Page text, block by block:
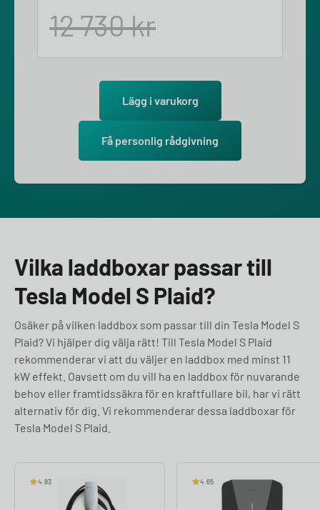
12 730kr
Lägg i varukorg
Få personlig rådgivning
Vilka laddboxar passar till
Tesla Model S Plaid?
Osäker på vilken laddbox som passar till din Tesla Model S
Plaid? Vi hjälper dig välja rätt! Till Tesla Model S Plaid
rekommenderar vi att du väljer en laddbox med minst 11
kW effekt. Oavsett om du vill ha en laddbox för nuvarande
behov eller framtidssäkra för en kraftfullare bil, har vi rätt
alternativ för dig. Vi rekommenderar dessa laddboxar för
Tesla Model S Plaid.
4.83 4.65